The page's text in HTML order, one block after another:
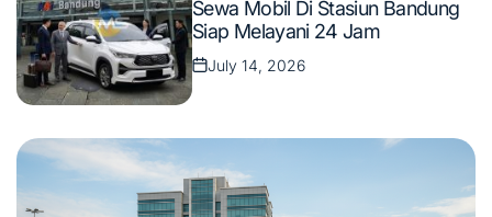
in
Sewa Mobil Di Stasiun Bandung
Siap Melayani 24 Jam
on
July 14, 2026